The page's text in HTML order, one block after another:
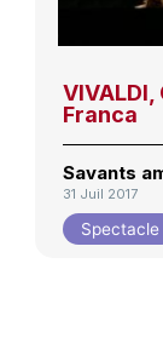
Franca
Savants
31 Juil 2017
Spectacle